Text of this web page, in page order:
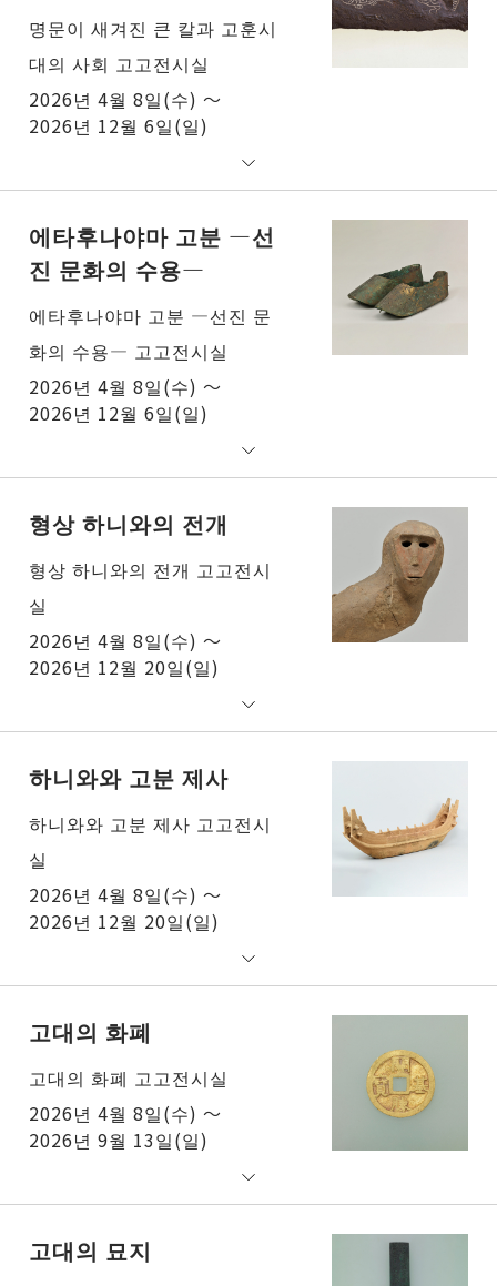
명문이 새겨진 큰 칼과 고훈시
대의 사회 고고전시실
2026년 4월 8일(수) ～
2026년 12월 6일(일)
에타후나야마 고분 ―선
진 문화의 수용―
에타후나야마 고분 ―선진 문
화의 수용― 고고전시실
2026년 4월 8일(수) ～
2026년 12월 6일(일)
형상 하니와의 전개
형상 하니와의 전개 고고전시
실
2026년 4월 8일(수) ～
2026년 12월 20일(일)
하니와와 고분 제사
하니와와 고분 제사 고고전시
실
2026년 4월 8일(수) ～
2026년 12월 20일(일)
고대의 화폐
고대의 화폐 고고전시실
2026년 4월 8일(수) ～
2026년 9월 13일(일)
고대의 묘지